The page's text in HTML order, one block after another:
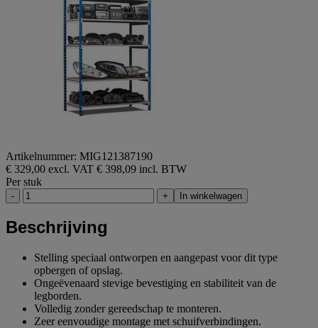
Artikelnummer: MIG121387190
€ 329,00 excl. VAT € 398,09 incl. BTW
Per stuk
- + In winkelwagen
Beschrijving
Stelling speciaal ontworpen en aangepast voor dit type
opbergen of opslag.
Ongeëvenaard stevige bevestiging en stabiliteit van de
legborden.
Volledig zonder gereedschap te monteren.
Zeer eenvoudige montage met schuifverbindingen.